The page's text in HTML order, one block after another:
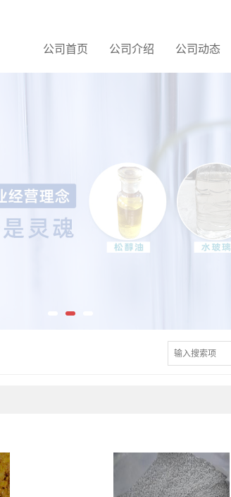
公司首页 公司介绍 公司动态